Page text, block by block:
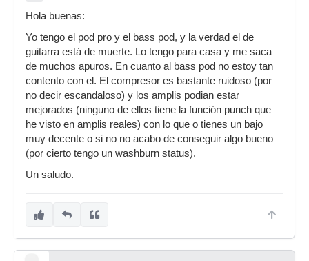
Hola buenas:
Yo tengo el pod pro y el bass pod, y la verdad el de
guitarra está de muerte. Lo tengo para casa y me saca
de muchos apuros. En cuanto al bass pod no estoy tan
contento con el. El compresor es bastante ruidoso (por
no decir escandaloso) y los amplis podian estar
mejorados (ninguno de ellos tiene la función punch que
he visto en amplis reales) con lo que o tienes un bajo
muy decente o si no no acabo de conseguir algo bueno
(por cierto tengo un washburn status).
Un saludo.